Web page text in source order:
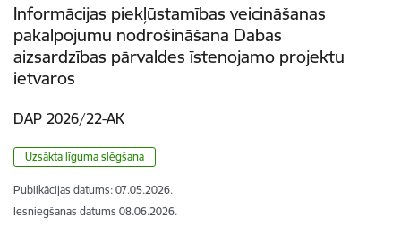
Informācijas piekļūstamības veicināšanas
pakalpojumu nodrošināšana Dabas
aizsardzības pārvaldes īstenojamo projektu
ietvaros
DAP 2026/22-AK
Uzsākta līguma slēgšana
Publikācijas datums: 07.05.2026.
Iesniegšanas datums 08.06.2026.